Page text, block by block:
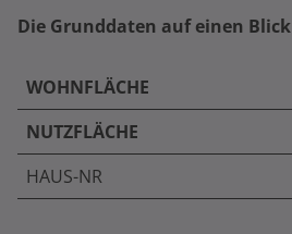
Die Grunddaten auf einen Blick
WOHNFLÄCHE
NUTZFLÄCHE
HAUS-NR